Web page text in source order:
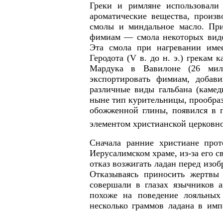
Греки и римляне
ароматические вещества,
смолы и миндальное масло.
фимиам — смола некоторых
Эта смола при нагревании
Геродота (Vв. до н. э.) грекам
Мардука в Вавилоне (26
экспортировать фимиам,
различные виды гальбана
ныне тип курительницы,
обожженной глины, появился в
элементом христианской
Сначала ранние христиане
Иерусалимском храме, из-за его
отказ возжигать ладан перед
Отказываясь приносить
совершали в глазах язычников
похоже на поведение
несколько граммов ладана в